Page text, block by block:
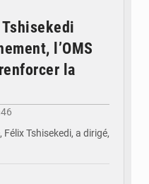
l’OMS
la
Tshisekedi, a dirigé,